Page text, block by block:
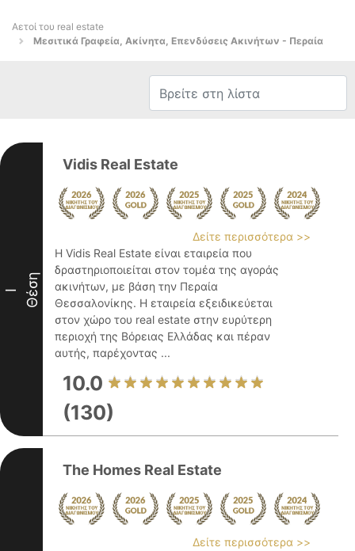
Αετοί του real estate
Μεσιτικά Γραφεία, Ακίνητα, Επενδύσεις Ακινήτων - Περαία
I Θέση
Vidis Real Estate
Δείτε περισσότερα >>
Η Vidis Real Estate είναι εταιρεία που
δραστηριοποιείται στον τομέα της αγοράς
ακινήτων, με βάση την Περαία
Θεσσαλονίκης. Η εταιρεία εξειδικεύεται
στον χώρο του real estate στην ευρύτερη
περιοχή της Βόρειας Ελλάδας και πέραν
αυτής, παρέχοντας ...
10.0
(130)
The Homes Real Estate
Δείτε περισσότερα >>